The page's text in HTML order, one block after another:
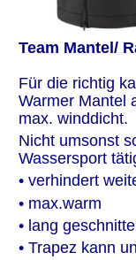
Team Mantel/
Für die richtig
Warmer Mantel
max. winddicht.
Nicht umsonst
Wassersport
• verhindert
• max.warm
• lang
• Trapez kann